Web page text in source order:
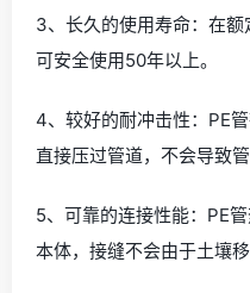
3、长久的使用寿命：在
可安全使用50年以上。
4、较好的耐冲击性：PE
直接压过管道，不会导致管
5、可靠的连接性能：PE
本体，接缝不会由于土壤